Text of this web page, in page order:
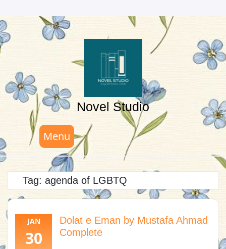
to
content
Novel Studio
Menu
Tag: agenda of LGBTQ
JAN
30
Dolat e Eman by Mustafa Ahmad
Complete